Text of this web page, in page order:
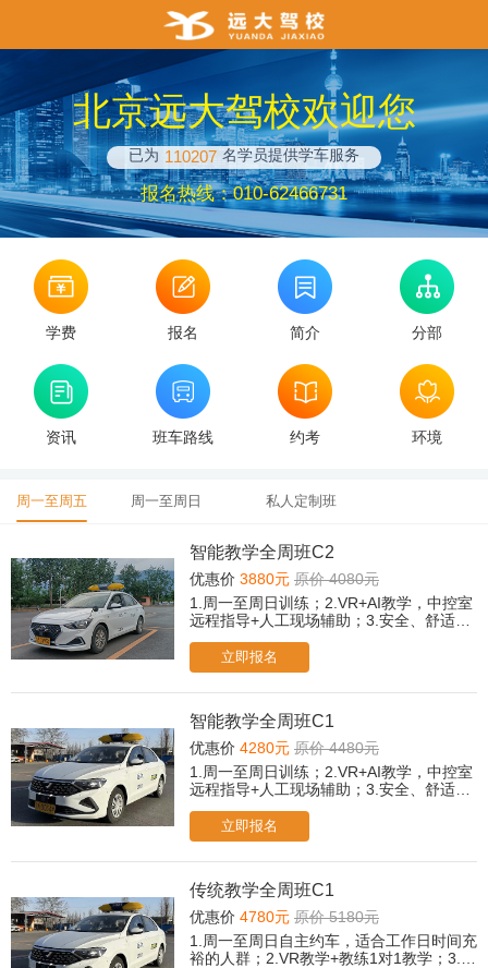
北京远大驾校欢迎您
已为 110207 名学员提供学车服务
报名热线：010-62466731
学费 报名 简介 分部
资讯 班车路线 约考 环境
周一至周五 周一至周日 私人定制班
智能教学全周班C2
优惠价 3880元 原价 4080元
1.周一至周日训练；2.VR+AI教学，中控室
远程指导+人工现场辅助；3.安全、舒适、
前模拟。（遇忙或无人接听可后台提交报
名，老师会尽快与您联系！）
立即报名
智能教学全周班C1
优惠价 4280元 原价 4480元
1.周一至周日训练；2.VR+AI教学，中控室
远程指导+人工现场辅助；3.安全、舒适、
前模拟。（遇忙或无人接听可后台提交报
名，老师会尽快与您联系！）
立即报名
传统教学全周班C1
优惠价 4780元 原价 5180元
1.周一至周日自主约车，适合工作日时间充
裕的人群；2.VR教学+教练1对1教学；3.所